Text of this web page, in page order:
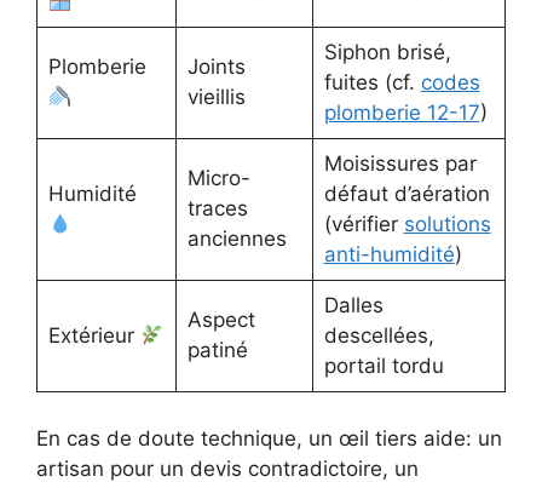
Plomberie
Joints
vieillis
Siphon brisé,
fuites (cf. codes
plomberie 12-17)
Humidité
Micro-
traces
anciennes
Moisissures par
défaut d’aération
(vérifier solutions
anti-humidité)
Extérieur
Aspect
patiné
Dalles
descellées,
portail tordu
En cas de doute technique, un œil tiers aide: un
artisan pour un devis contradictoire, un